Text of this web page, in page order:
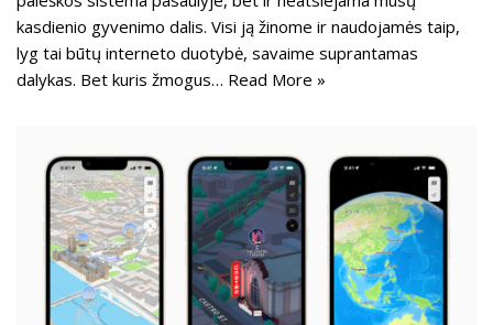
kasdienio gyvenimo dalis. Visi ją žinome ir naudojamės taip,
lyg tai būtų interneto duotybė, savaime suprantamas
dalykas. Bet kuris žmogus… Read More »